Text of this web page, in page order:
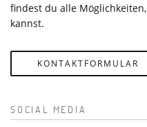
findest du alle
kannst.
KONTAKTFORMULAR
SOCIAL MEDIA